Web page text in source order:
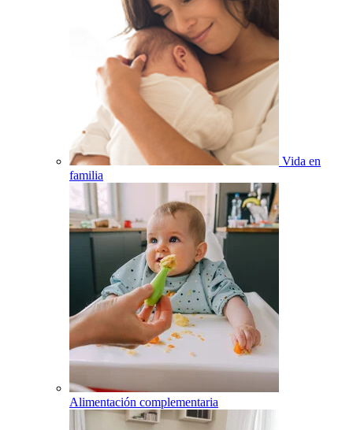
Vida en
familia
Alimentación complementaria